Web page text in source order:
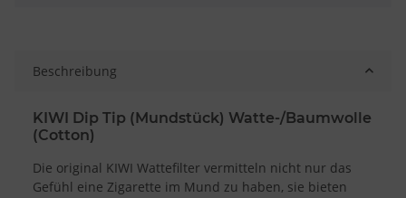
Beschreibung
KIWI Dip Tip (Mundstück) Watte-/Baumwolle
(Cotton)
Die original KIWI Wattefilter vermitteln nicht nur das
Gefühl eine Zigarette im Mund zu haben, sie bieten